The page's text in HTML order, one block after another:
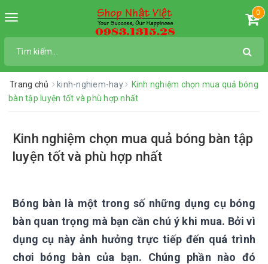
Toggle
0
Trang chủ kinh-nghiem-hay
Kinh nghiệm chọn mua quả bóng
bàn tập luyện tốt và phù hợp nhất
Kinh nghiệm chọn mua quả bóng bàn tập
luyện tốt và phù hợp nhất
Bóng bàn là một trong số những dụng cụ bóng
bàn quan trọng mà bạn cần chú ý khi mua. Bởi vì
dụng cụ này ảnh hưởng trực tiếp đến quá trình
chơi bóng bàn của bạn. Chúng phần nào đó